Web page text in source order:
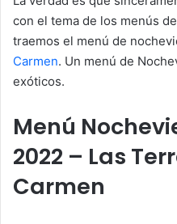
con el tema de los menús
traemos el menú de
Carmen. Un menú de
exóticos.
Menú
2022 – Las
Carmen